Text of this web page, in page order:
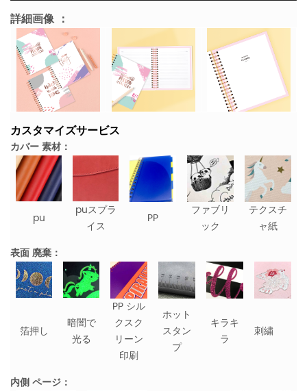
詳細画像 ：
カスタマイズサービス
カバー 素材：
pu
puスプラ
イス
PP
ファブリ
ック
テクスチ
ャ紙
表面 廃棄：
箔押し
暗闇で
光る
PP シル
クスク
リーン
印刷
ホット
スタン
プ
キラキ
ラ
刺繍
内側 ページ：